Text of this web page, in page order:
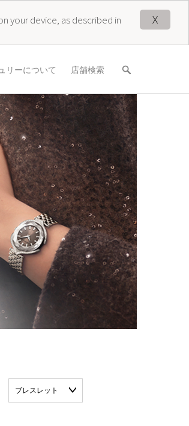
X
your device, as described in
リーについて 店舗検索
ブレスレット